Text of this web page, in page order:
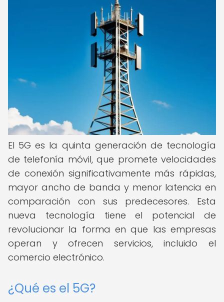
El 5G es la quinta generación de tecnología
de telefonía móvil, que promete velocidades
de conexión significativamente más rápidas,
mayor ancho de banda y menor latencia en
comparación con sus predecesores. Esta
nueva tecnología tiene el potencial de
revolucionar la forma en que las empresas
operan y ofrecen servicios, incluido el
comercio electrónico.
¿Qué es el 5G?